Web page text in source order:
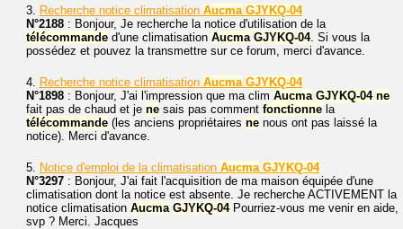
3. Recherche notice climatisation Aucma GJYKQ-04
N°2188 : Bonjour, Je recherche la notice d'utilisation de la
télécommande d'une climatisation Aucma GJYKQ-04. Si vous la
possédez et pouvez la transmettre sur ce forum, merci d'avance.
4. Recherche notice climatisation Aucma GJYKQ-04
N°1898 : Bonjour, J'ai l'impression que ma clim Aucma GJYKQ-04 ne
fait pas de chaud et je ne sais pas comment fonctionne la
télécommande (les anciens propriétaires ne nous ont pas laissé la
notice). Merci d'avance.
5. Notice d'emploi de la climatisation Aucma GJYKQ-04
N°3297 : Bonjour, J'ai fait l'acquisition de ma maison équipée d'une
climatisation dont la notice est absente. Je recherche ACTIVEMENT la
notice climatisation Aucma GJYKQ-04Pourriez-vous me venir en aide,
svp ? Merci. Jacques